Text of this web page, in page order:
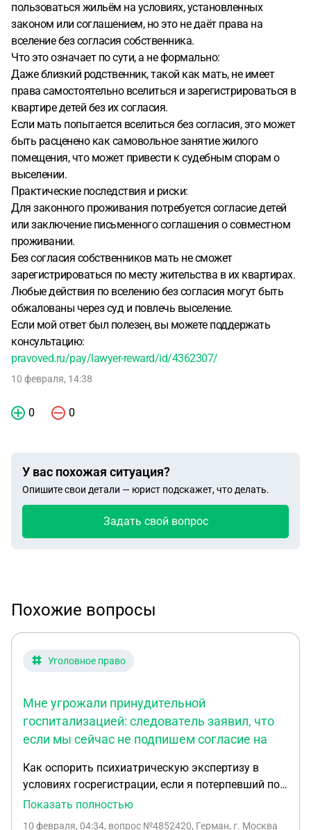
пользоваться жильём на условиях, установленных
законом или соглашением, но это не даёт права на
вселение без согласия собственника.
Что это означает по сути, а не формально:
Даже близкий родственник, такой как мать, не имеет
права самостоятельно вселиться и зарегистрироваться в
квартире детей без их согласия.
Если мать попытается вселиться без согласия, это может
быть расценено как самовольное занятие жилого
помещения, что может привести к судебным спорам о
выселении.
Практические последствия и риски:
Для законного проживания потребуется согласие детей
или заключение письменного соглашения о совместном
проживании.
Без согласия собственников мать не сможет
зарегистрироваться по месту жительства в их квартирах.
Любые действия по вселению без согласия могут быть
обжалованы через суд и повлечь выселение.
Если мой ответ был полезен, вы можете поддержать
консультацию:
pravoved.ru/pay/lawyer-reward/id/4362307/
10 февраля, 14:38
0 0
У вас похожая ситуация?
Опишите свои детали — юрист подскажет, что делать.
Задать свой вопрос
Похожие вопросы
Уголовное право
Мне угрожали принудительной
госпитализацией: следователь заявил, что
если мы сейчас не подпишем согласие на
Как оспорить психиатрическую экспертизу в
условиях госрегистрации, если я потерпевший по
делу о сексуальном насилии? Я являюсь
Показать полностью
10 февраля, 04:34, вопрос №4852420, Герман, г. Москва